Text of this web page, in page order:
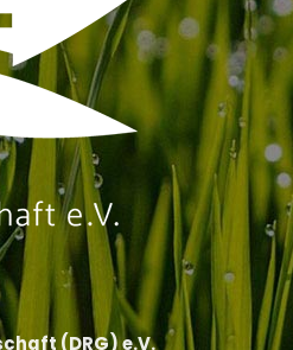
(DRG) e.V.